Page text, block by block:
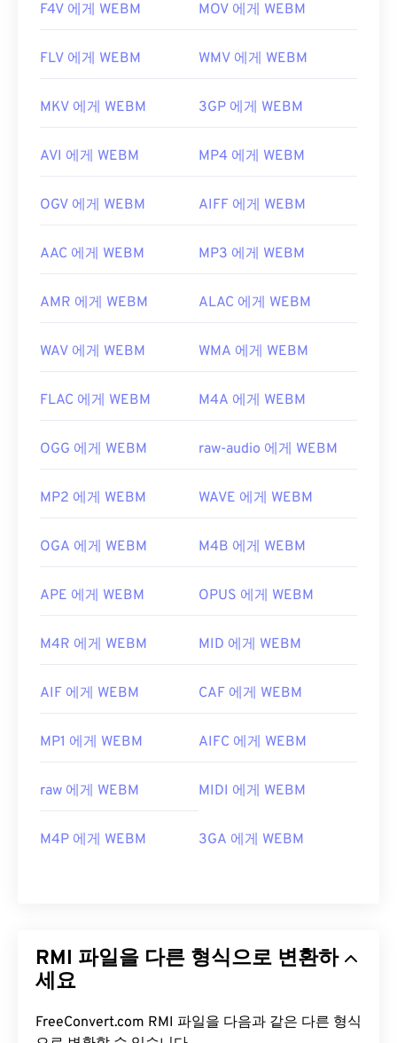
F4V 에게 WEBM MOV 에게 WEBM
FLV 에게 WEBM WMV 에게 WEBM
MKV 에게 WEBM 3GP 에게 WEBM
AVI 에게 WEBM MP4 에게 WEBM
OGV 에게 WEBM AIFF 에게 WEBM
AAC 에게 WEBM MP3 에게 WEBM
AMR 에게 WEBM ALAC 에게 WEBM
WAV 에게 WEBM WMA 에게 WEBM
FLAC 에게 WEBM M4A 에게 WEBM
OGG 에게 WEBM raw-audio 에게 WEBM
MP2 에게 WEBM WAVE 에게 WEBM
OGA 에게 WEBM M4B 에게 WEBM
APE 에게 WEBM OPUS 에게 WEBM
M4R 에게 WEBM MID 에게 WEBM
AIF 에게 WEBM CAF 에게 WEBM
MP1 에게 WEBM AIFC 에게 WEBM
raw 에게 WEBM MIDI 에게 WEBM
M4P 에게 WEBM 3GA 에게 WEBM
RMI 파일을 다른 형식으로 변환하
세요
FreeConvert.com RMI 파일을 다음과 같은 다른 형식